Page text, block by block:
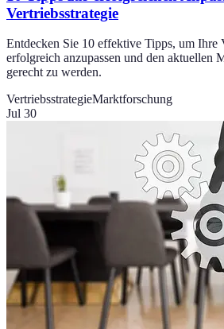
Vertriebsstrategie
Entdecken Sie 10 effektive Tipps, um Ihre
erfolgreich anzupassen und den aktuellen
gerecht zu werden.
VertriebsstrategieMarktforschung
Jul 30